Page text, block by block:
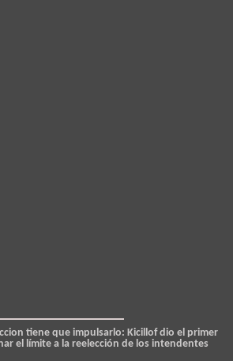
tiene que impulsarlo: Kicillof dio el primer
el límite a la reelección de los intendentes